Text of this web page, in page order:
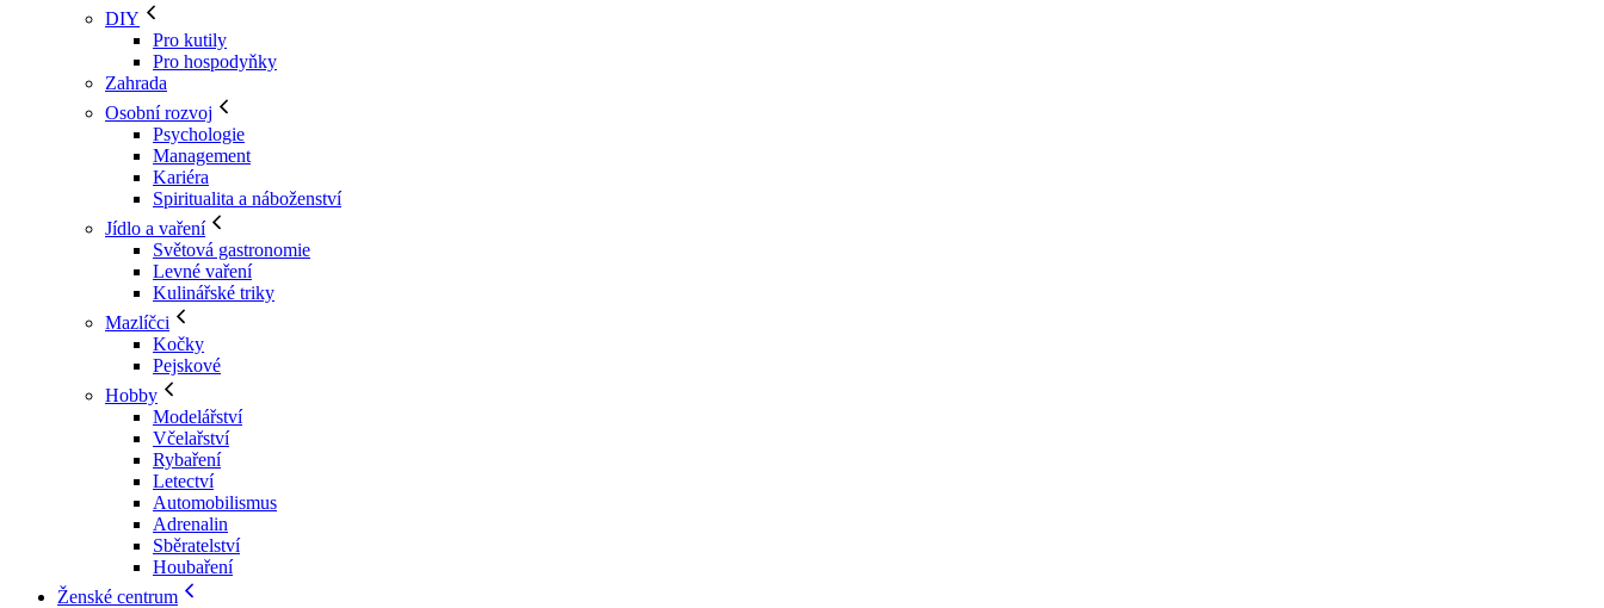
DIY
Pro kutily
Pro hospodyňky
Zahrada
Osobní rozvoj
Psychologie
Management
Kariéra
Spiritualita a náboženství
Jídlo a vaření
Světová gastronomie
Levné vaření
Kulinářské triky
Mazlíčci
Kočky
Pejskové
Hobby
Modelářství
Včelařství
Rybaření
Letectví
Automobilismus
Adrenalin
Sběratelství
Houbaření
Ženské centrum